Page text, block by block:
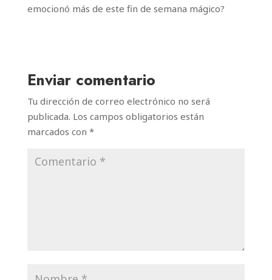
emocionó más de este fin de semana mágico?
Enviar comentario
Tu dirección de correo electrónico no será
publicada. Los campos obligatorios están
marcados con *